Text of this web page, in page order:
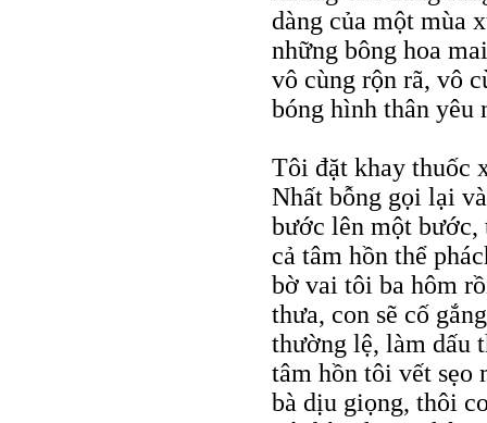
dàng của một mùa
những bông hoa
vô cùng rộn rã, vô
bóng hình thân yêu
Tôi đặt khay thuốc
Nhất bỗng gọi lại
bước lên một bước,
cả tâm hồn thể
bờ vai tôi ba hôm
thưa, con sẽ cố
thường lệ, làm dấu
tâm hồn tôi vết sẹo
bà dịu giọng, thôi